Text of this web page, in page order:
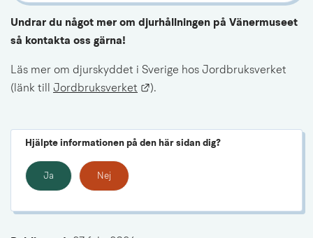
Undrar du något mer om djurhållningen på Vänermuseet
så kontakta oss gärna!
Läs mer om djurskyddet i Sverige hos Jordbruksverket
(länk till Jordbruksverket Länk till annan webbplats.
).
Hjälpte informationen på den här sidan dig?
Ja Nej